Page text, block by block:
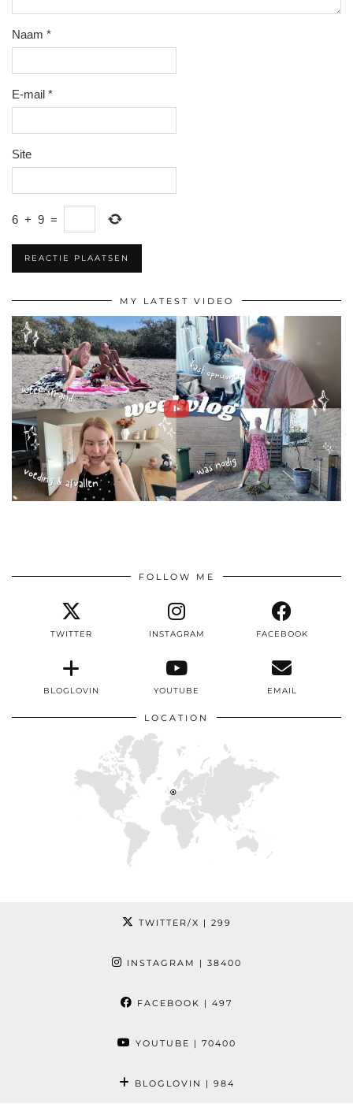
Naam *
E-mail *
Site
6 + 9 =
MY LATEST VIDEO
FOLLOW ME
TWITTER INSTAGRAM FACEBOOK
BLOGLOVIN YOUTUBE EMAIL
LOCATION
TWITTER/X | 299
INSTAGRAM | 38400
FACEBOOK | 497
YOUTUBE | 70400
BLOGLOVIN | 984